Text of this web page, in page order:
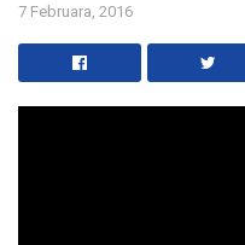
7 Februara, 2016